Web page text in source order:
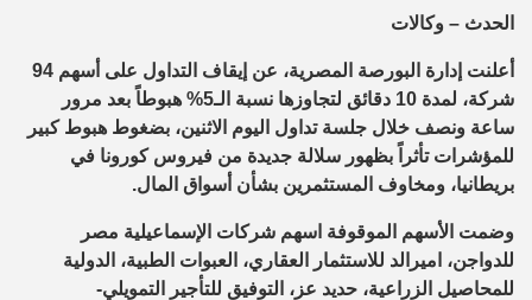
الحدث – وكالات
أعلنت إدارة البورصة المصرية، عن إيقاف التداول على أسهم 94
شركة، لمدة 10 دقائق لتجاوزها نسبة الـ5% هبوطاً بعد مرور
ساعة ونصف خلال جلسة تداول اليوم الاثنين، بضغوط هبوط كبير
للمؤشرات تأثراً بظهور سلالة جديدة من فيروس كورونا في
بريطانيا، ومخاوف المستثمرين بشأن أسواق المال.
وضمت الأسهم الموقوفة اسهم شركات الإسماعيلية مصر
للدواجن، اميرالد للاستثمار العقاري، العبوات الطبية، الدولية
للمحاصيل الزراعية، حديد عز، التوفيق للتأجير التمويلي-